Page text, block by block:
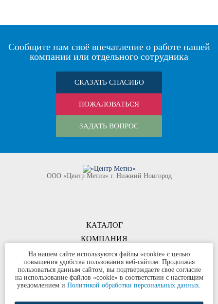
Сообщите нам своё впечатление о работе нашей
компании или отдельного сотрудника
СКАЗАТЬ СПАСИБО
ПОЖАЛОВАТЬСЯ
ЗАДАТЬ ВОПРОС
КОМПАНИЯ
ООО «Центр Метиз» г. Нижний Новгород
КАТАЛОГ
КОНТАКТЫ
©ООО «Центр Метиз» 2000-2026
Все права защищены
Политика конфиденциальности
На нашем сайте используются файлы «cookie» с целью
повышения удобства пользования веб-сайтом. Продолжая
пользоваться данным сайтом, вы подтверждаете свое согласие
на использование файлов «cookie» в соответствии с настоящим
уведомлением и Политикой обработки персональных данных.